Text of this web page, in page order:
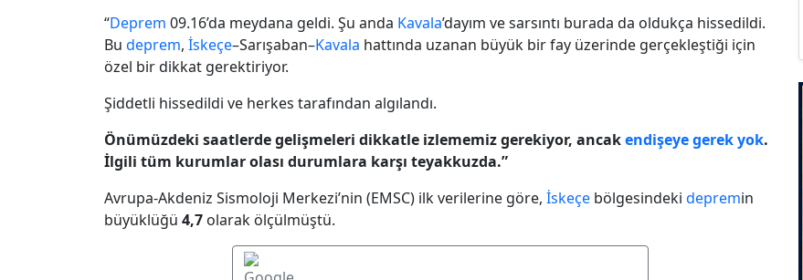
“Deprem 09.16’da meydana geldi. Şu anda Kavala’dayım ve sarsıntı burada da oldukça hissedildi.
Bu deprem, İskeçe–Sarışaban–Kavala hattında uzanan büyük bir fay üzerinde gerçekleştiği için
özel bir dikkat gerektiriyor.
Şiddetli hissedildi ve herkes tarafından algılandı.
Önümüzdeki saatlerde gelişmeleri dikkatle izlememiz gerekiyor, ancakendişeye gerek yok.
İlgili tüm kurumlar olası durumlara karşı teyakkuzda.”
Avrupa-Akdeniz Sismoloji Merkezi’nin (EMSC) ilk verilerine göre, İskeçe bölgesindeki depremin
büyüklüğü 4,7 olarak ölçülmüştü.